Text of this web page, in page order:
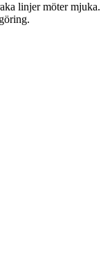
linjer möter mjuka.